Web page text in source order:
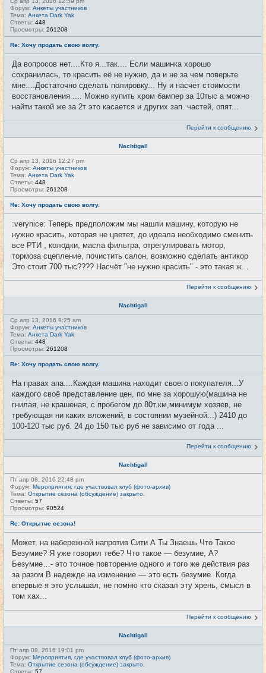
Форум: Анкеты участников
Тема: Анкета Dark Yak
Ответы: 448
Просмотры: 261208
Re: Хочу продать свою волгу.
Да вопросов нет....Кто я...так.... Если машинка хорошо
сохранилась, то красить её не нужно, да и не за чем поверьте
мне....Достаточно сделать полировку... Ну и насчёт стоимости
восстановления .... Можно купить хром бампер за 10тыс а можно
найти такой же за 2т это касается и других зап. частей, опят...
Перейти к сообщению
Nachtigall
Ср апр 13, 2016 12:27 pm
Форум: Анкеты участников
Тема: Анкета Dark Yak
Ответы: 448
Просмотры: 261208
Re: Хочу продать свою волгу.
:verynice: Теперь предположим мы нашли машину, которую не
нужно красить, которая не цветет, до идеала необходимо сменить
все РТИ , колодки, масла фильтра, отрегулировать мотор,
тормоза сцепление, почистить салон, возможно сделать антикор
Это стоит 700 тыс???? Насчёт "не нужно красить" - это такая ж...
Перейти к сообщению
Nachtigall
Ср апр 13, 2016 9:25 am
Форум: Анкеты участников
Тема: Анкета Dark Yak
Ответы: 448
Просмотры: 261208
Re: Хочу продать свою волгу.
На правах апа....Каждая машина находит своего покупателя...У
каждого своё представление цен, по мне за хорошую(машина не
гнилая, не крашеная, с пробегом до 80т.км,минимум хозяев, не
требующая ни каких вложений, в состоянии музейной...) 2410 до
100-120 тыс руб. 24 до 150 тыс руб не зависимо от года ...
Перейти к сообщению
Nachtigall
Пт апр 08, 2016 22:48 pm
Форум: Мероприятия, где участвовал клуб (фото-архив)
Тема: Открытие сезона (обсуждение) закрыто.
Ответы: 57
Просмотры: 90524
Re: Открытие сезона!
Может, на набережной напротив Сити А Ты Знаешь Что Такое
Безумие? Я уже говорил тебе? Что такое — безумие, А?
Безумие…- это точное повторение одного и того же действия раз
за разом В надежде на изменение — это есть безумие. Когда
впервые я это услышал, не помню кто сказал эту хрень, смысл в
том хах...
Перейти к сообщению
Nachtigall
Пт апр 08, 2016 19:01 pm
Форум: Мероприятия, где участвовал клуб (фото-архив)
Тема: Открытие сезона (обсуждение) закрыто.
Ответы: 57